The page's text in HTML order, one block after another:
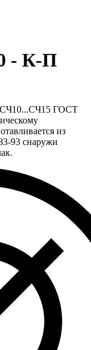
- К-П
СЧ10...СЧ15 ГОСТ
из
93 снаружи